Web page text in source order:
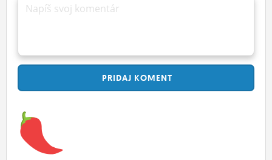
Napíš svoj komentár
PRIDAJ KOMENT